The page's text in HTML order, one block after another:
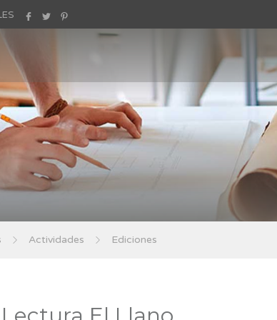
Actividades Ediciones